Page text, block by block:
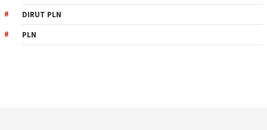
DIRUT PLN
PLN